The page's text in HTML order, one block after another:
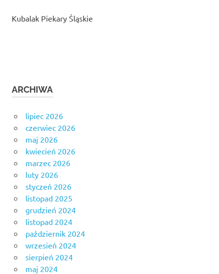
Kubalak Piekary Śląskie
ARCHIWA
lipiec 2026
czerwiec 2026
maj 2026
kwiecień 2026
marzec 2026
luty 2026
styczeń 2026
listopad 2025
grudzień 2024
listopad 2024
październik 2024
wrzesień 2024
sierpień 2024
maj 2024